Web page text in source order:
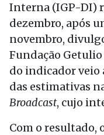
Interna (IGP-DI)
dezembro, após
novembro,
Fundação Getulio
do indicador veio
das estimativas
Broadcast, cujo
Com o resultado,